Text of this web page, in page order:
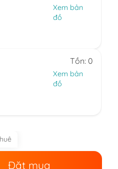
Xem bản
đồ
Tồn: 0
Xem bản
đồ
Đặt mua